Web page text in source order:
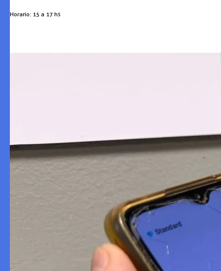
Horario: 15 a 17 hs